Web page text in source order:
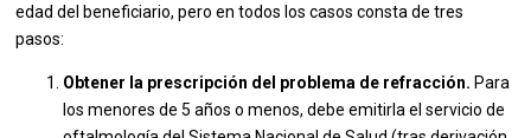
edad del beneficiario, pero en todos los casos consta de tres
pasos:
Obtener la prescripción del problema de refracción. Para
los menores de 5 años o menos, debe emitirla el servicio de